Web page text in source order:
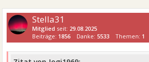
Stella31
Mitglied seit: 29.08.2025
Beiträge: 1856 Danke:5533 Themen: 1